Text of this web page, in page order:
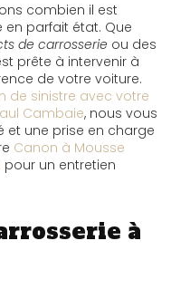
combien il est
parfait état. Que
de carrosserie ou des
prête à intervenir à
de votre voiture.
de sinistre avec votre
Cambaie, nous vous
et une prise en charge
Canon à Mousse
pour un entretien
à